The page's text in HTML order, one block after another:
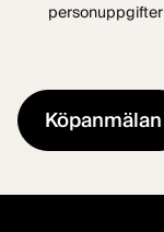
personuppgifter